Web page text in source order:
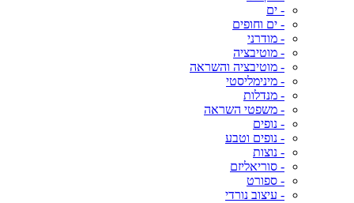
- ים
- ים וחופים
- מודרני
- מוטיבציה
- מוטיבציה והשראה
- מינימליסטי
- מנדלות
- משפטי השראה
- נופים
- נופים וטבע
- נוצות
- סוריאליזם
- ספורט
- עיצוב נורדי